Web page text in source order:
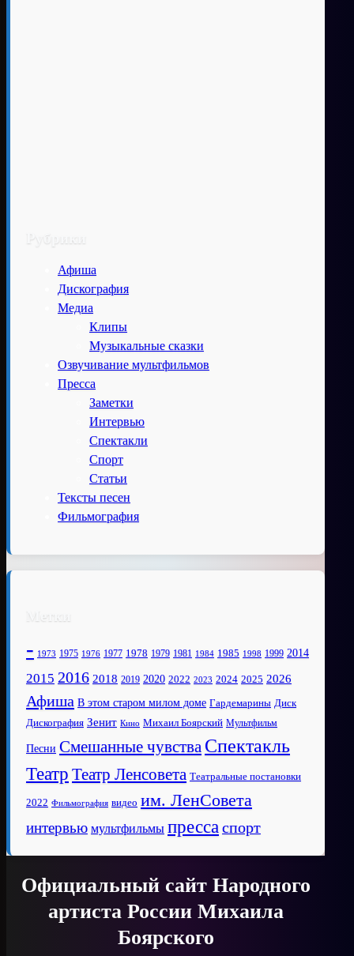
Рубрики
Афиша
Дискография
Медиа
Клипы
Музыкальные сказки
Озвучивание мультфильмов
Пресса
Заметки
Интервью
Спектакли
Спорт
Статьи
Тексты песен
Фильмография
Метки
- 1973 1975 1976 1977 1978 1979 1981 1984 1985 1998 1999 2014
2015 2016 2018 2019 2020 2022 2023 2024 2025 2026
Афиша В этом старом милом доме Гардемарины Диск
Дискография Зенит Кино Михаил Боярский Мультфильм
Песни Смешанные чувства Спектакль
Театр Театр Ленсовета Театральные постановки
2022 Фильмография видео им. ЛенСовета
интервью мультфильмы пресса спорт
Официальный сайт Народного
артиста России Михаила
Боярского